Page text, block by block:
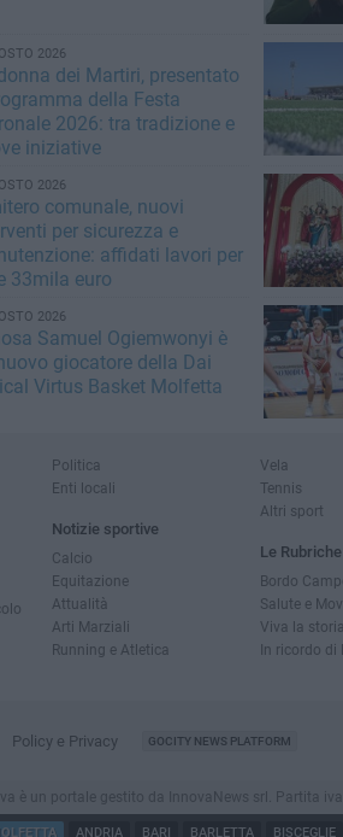
2026
dei Martiri, presentato
della Festa
2026: tra tradizione e
iniziative
2026
comunale, nuovi
per sicurezza e
affidati lavori per
33mila euro
2026
Samuel Ogiemwonyi è
giocatore della Dai
Virtus Basket Molfetta
Politica
Enti locali
Notizie sportive
Calcio
Equitazione
Attualità
Arti Marziali
Running e Atletica
Vela
Tennis
Altri sport
Le
Bordo
Salute e
Viva la
In ricordo di
Policy e Privacy GOCITY NEWS PLATFORM
è un portale gestito da InnovaNews srl. Partita
ANDRIA BARI BARLETTA BISCEGLIE